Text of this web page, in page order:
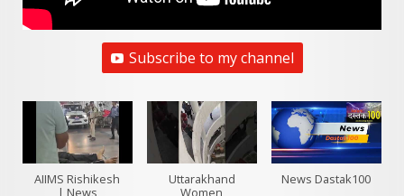
Subscribe to my channel
AIIMS Rishikesh
| News
Uttarakhand
Women
News Dastak100